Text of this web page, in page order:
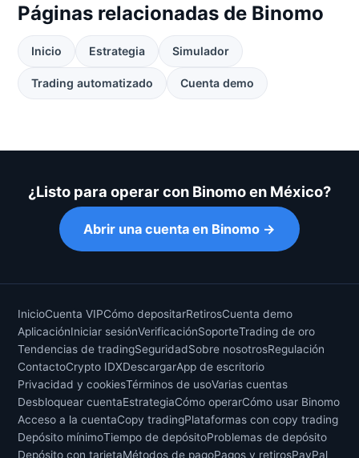
Páginas relacionadas de Binomo
Inicio Estrategia Simulador
Trading automatizado Cuenta demo
¿Listo para operar con Binomo en México?
Abrir una cuenta en Binomo →
InicioCuenta VIPCómo depositarRetirosCuenta demo
AplicaciónIniciar sesiónVerificaciónSoporteTrading de oro
Tendencias de tradingSeguridadSobre nosotrosRegulación
ContactoCrypto IDXDescargarApp de escritorio
Privacidad y cookiesTérminos de usoVarias cuentas
Desbloquear cuentaEstrategiaCómo operarCómo usar Binomo
Acceso a la cuentaCopy tradingPlataformas con copy trading
Depósito mínimoTiempo de depósitoProblemas de depósito
Depósito con tarjetaMétodos de pagoPagos y retirosPayPal